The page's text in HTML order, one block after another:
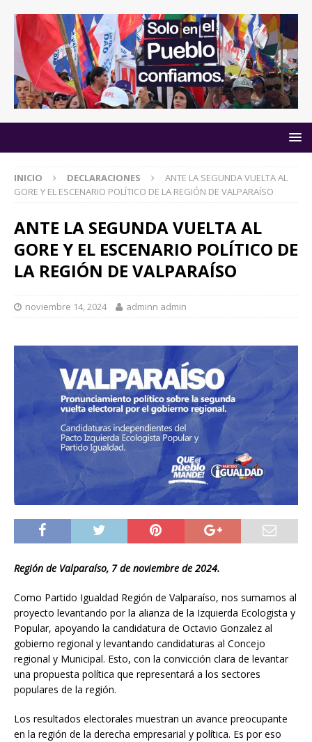
INICIO DECLARACIONES
ANTE LA SEGUNDA VUELTA AL
GORE Y EL ESCENARIO POLÍTICO DE LA REGIÓN DE VALPARAÍSO
ANTE LA SEGUNDA VUELTA AL
GORE Y EL ESCENARIO POLÍTICO DE
LA REGIÓN DE VALPARAÍSO
noviembre 14, 2024 adminn admin
Región de Valparaíso, 7 de noviembre de 2024.
Como Partido Igualdad Región de Valparaíso, nos sumamos al
proyecto levantando por la alianza de la Izquierda Ecologista y
Popular, apoyando la candidatura de Octavio Gonzalez al
gobierno regional y levantando candidaturas al Concejo
regional y Municipal. Esto, con la convicción clara de levantar
una propuesta política que representará a los sectores
populares de la región.
Los resultados electorales muestran un avance preocupante
en la región de la derecha empresarial y política. Es por eso